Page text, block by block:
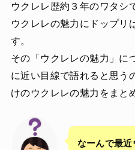
ウクレレ歴約３年のワタシ
ウクレレの魅力にドップリ
す。
その「ウクレレの魅力」に
に近い目線で語れると思う
けのウクレレの魅力をまと
なーんで最